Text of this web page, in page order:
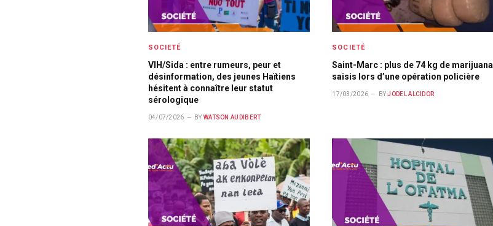
SOCIETÉ
VIH/Sida : entre rumeurs, peur et
désinformation, des jeunes Haïtiens
hésitent à connaître leur statut
sérologique
04/07/2026 BY WATSON AUDIBERT
SOCIETÉ
Saint-Marc : plus de 74 kg de marijuana
saisis lors d’une opération policière
17/03/2026 BY JODEL ALCIDOR